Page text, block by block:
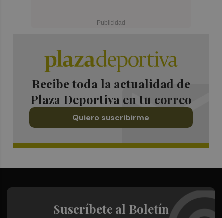
Recibe toda la actualidad de
Plaza Deportiva en tu correo
Quiero suscribirme
Suscríbete al Boletín